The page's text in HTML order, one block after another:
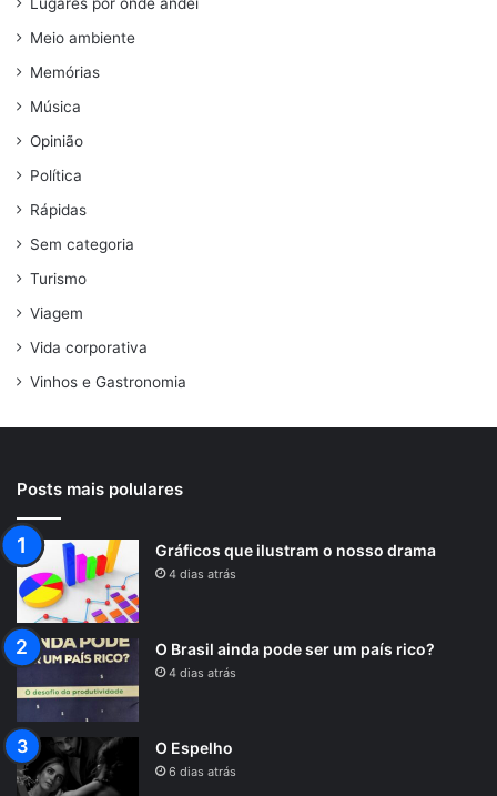
Meio ambiente
Memórias
Música
Opinião
Política
Rápidas
Sem categoria
Turismo
Viagem
Vida corporativa
Vinhos e Gastronomia
Posts mais polulares
Gráficos que ilustram o nosso drama
4 dias atrás
O Brasil ainda pode ser um país rico?
4 dias atrás
O Espelho
6 dias atrás